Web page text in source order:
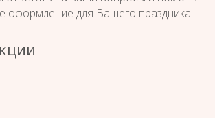
оформление для Вашего праздника.